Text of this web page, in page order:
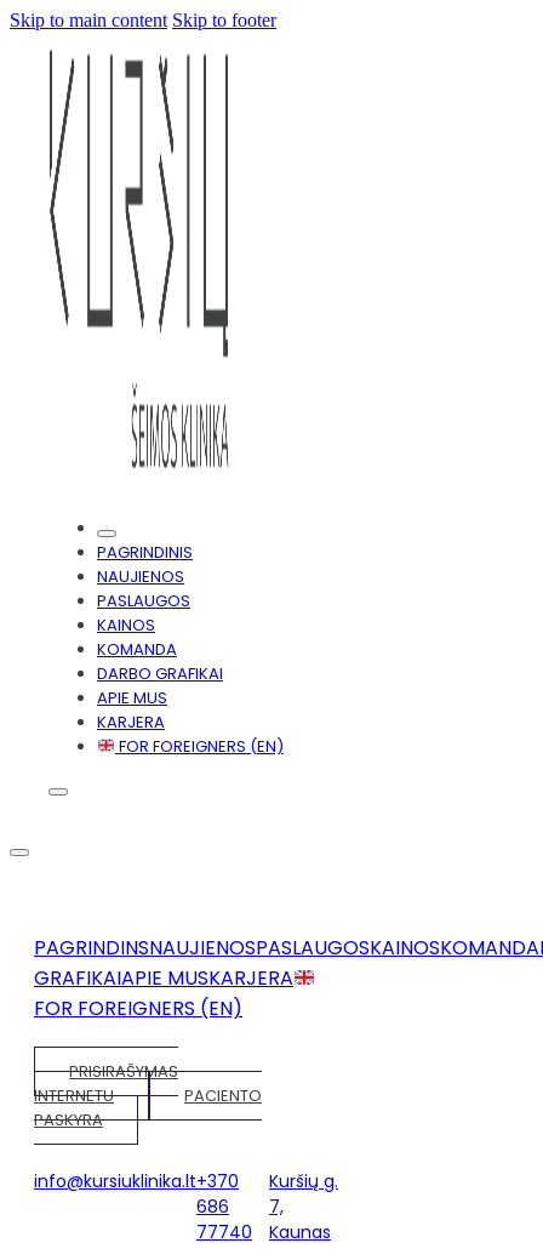
Skip to main content Skip to footer
PAGRINDINIS
NAUJIENOS
PASLAUGOS
KAINOS
KOMANDA
DARBO GRAFIKAI
APIE MUS
KARJERA
FOR FOREIGNERS (EN)
PAGRINDINSNAUJIENOSPASLAUGOSKAINOSKOMANDA
GRAFIKAIAPIE MUSKARJERA
FOR FOREIGNERS (EN)
PRISIRAŠYMAS
INTERNETU
PACIENTO
PASKYRA
info@kursiuklinika.lt+370
686
77740
Kuršių g.
7,
Kaunas